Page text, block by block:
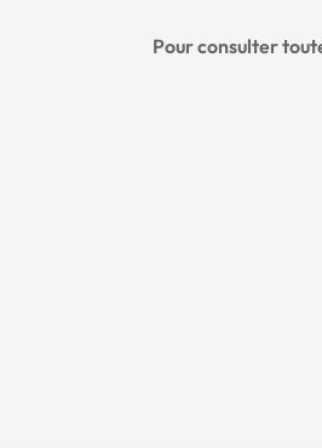
Pour consulter